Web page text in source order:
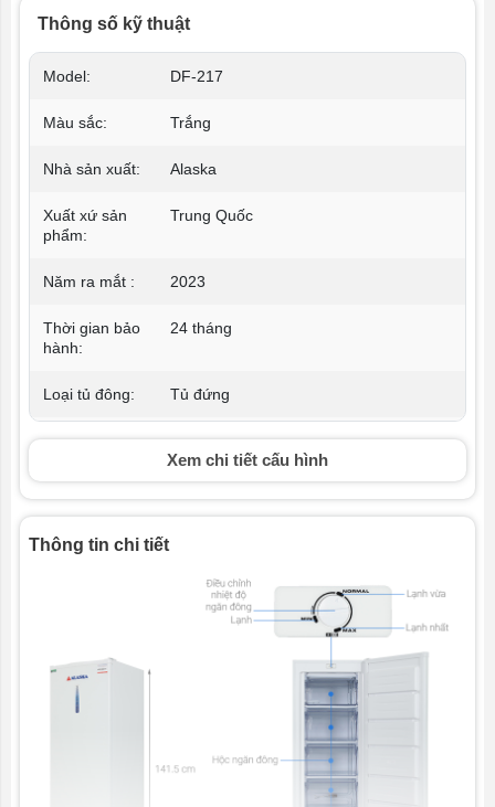
Thông số kỹ thuật
Model: DF-217
Màu sắc: Trắng
Nhà sản xuất: Alaska
Xuất xứ sản
phẩm:
Trung Quốc
Năm ra mắt : 2023
Thời gian bảo
hành:
24 tháng
Loại tủ đông: Tủ đứng
Dung tích sử
215 lít
Nhiệt độ ngăn
đông:
0.69 kW
Xem chi tiết cấu hình
Thông tin chi tiết